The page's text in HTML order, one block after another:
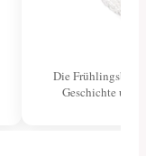
Die
Geschichte und